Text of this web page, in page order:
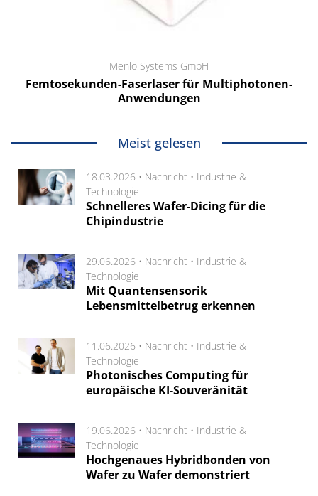
Menlo Systems GmbH
Femtosekunden-Faserlaser für Multiphotonen-
Anwendungen
Meist gelesen
18.03.2026 • Nachricht • Industrie &
Technologie
Schnelleres Wafer-Dicing für die
Chipindustrie
29.06.2026 • Nachricht • Industrie &
Technologie
Mit Quantensensorik
Lebensmittelbetrug erkennen
11.06.2026 • Nachricht • Industrie &
Technologie
Photonisches Computing für
europäische KI-Souveränität
19.06.2026 • Nachricht • Industrie &
Technologie
Hochgenaues Hybridbonden von
Wafer zu Wafer demonstriert